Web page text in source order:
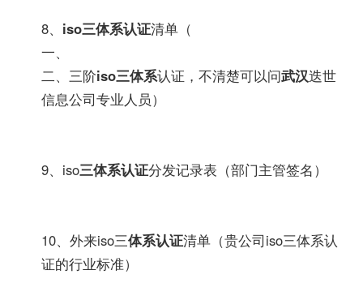
8、 iso三体系认证清单（
一、
二、三阶iso三体系认证，不清楚可以问武汉迭世
信息公司专业人员）
9、iso三体系认证分发记录表（部门主管签名）
10、外来iso三体系认证清单（贵公司iso三体系认
证的行业标准）